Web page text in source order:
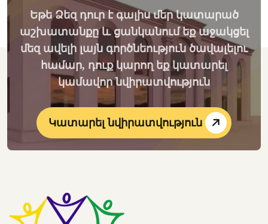
Եթե Ձեզ դուր է գալիս մեր կատարած
աշխատանքը և ցանկանում եք աջակցել
մեզ ավելի լայն գործնեություն ծավալելու
համար, դուք կարող եք կատարել
կամավոր նվիրատվություն
Կատարել նվիրատվություն